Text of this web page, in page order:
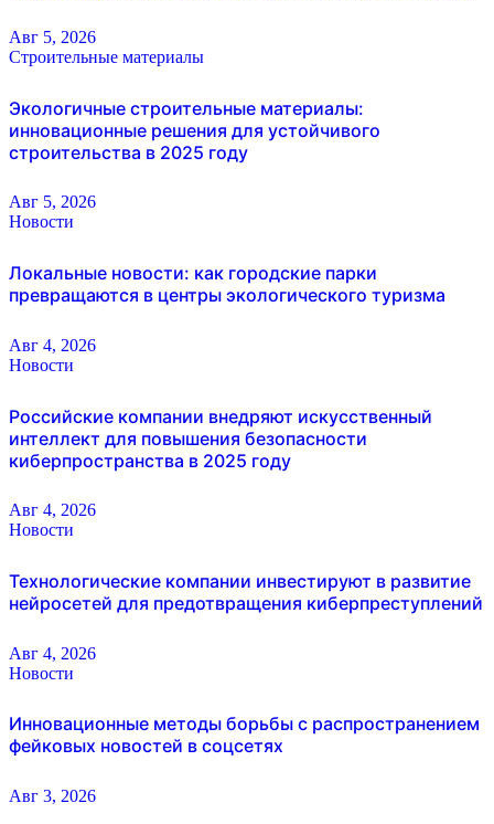
Авг 5, 2026
Строительные материалы
Экологичные строительные материалы:
инновационные решения для устойчивого
строительства в 2025 году
Авг 5, 2026
Новости
Локальные новости: как городские парки
превращаются в центры экологического туризма
Авг 4, 2026
Новости
Российские компании внедряют искусственный
интеллект для повышения безопасности
киберпространства в 2025 году
Авг 4, 2026
Новости
Технологические компании инвестируют в развитие
нейросетей для предотвращения киберпреступлений
Авг 4, 2026
Новости
Инновационные методы борьбы с распространением
фейковых новостей в соцсетях
Авг 3, 2026